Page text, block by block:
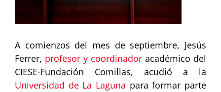
A comienzos del mes de septiembre, Jesús
Ferrer, profesor y coordinador académico del
CIESE-Fundación Comillas, acudió a la
Universidad de La Laguna para formar parte